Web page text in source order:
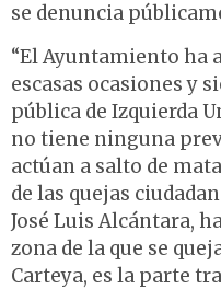
se denuncia
“El Ayuntamiento ha
escasas ocasiones y
pública de Izquierda
no tiene ninguna
actúan a salto de
de las quejas
José Luis Alcántara,
zona de la que se
Carteya, es la parte